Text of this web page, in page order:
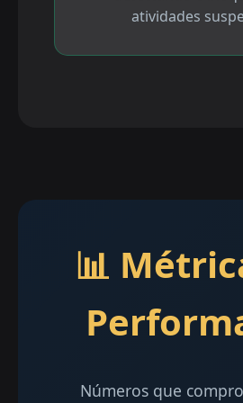
atividades
📊
Números que